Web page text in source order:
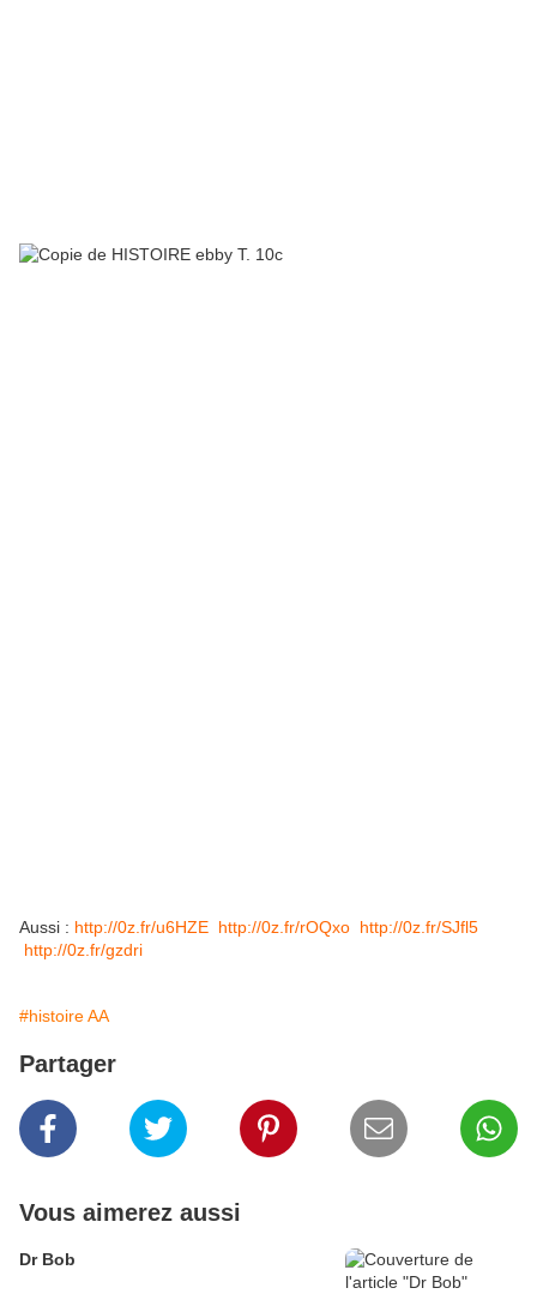
Aussi : http://0z.fr/u6HZE http://0z.fr/rOQxo http://0z.fr/SJfl5
http://0z.fr/gzdri
#histoire AA
Partager
Vous aimerez aussi
Dr Bob